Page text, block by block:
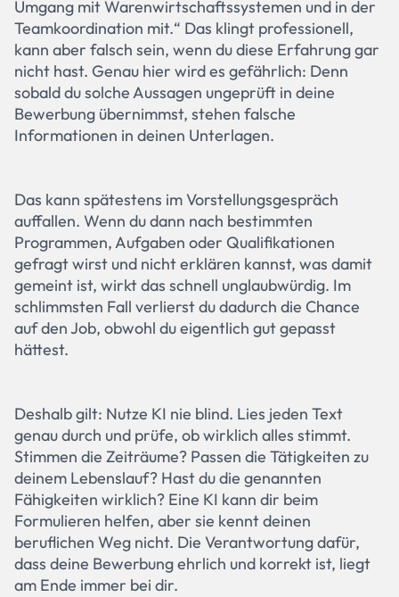
Umgang mit Warenwirtschaftssystemen und in der
Teamkoordination mit.“ Das klingt professionell,
kann aber falsch sein, wenn du diese Erfahrung gar
nicht hast. Genau hier wird es gefährlich: Denn
sobald du solche Aussagen ungeprüft in deine
Bewerbung übernimmst, stehen falsche
Informationen in deinen Unterlagen.
Das kann spätestens im Vorstellungsgespräch
auffallen. Wenn du dann nach bestimmten
Programmen, Aufgaben oder Qualifikationen
gefragt wirst und nicht erklären kannst, was damit
gemeint ist, wirkt das schnell unglaubwürdig. Im
schlimmsten Fall verlierst du dadurch die Chance
auf den Job, obwohl du eigentlich gut gepasst
hättest.
Deshalb gilt: Nutze KI nie blind. Lies jeden Text
genau durch und prüfe, ob wirklich alles stimmt.
Stimmen die Zeiträume? Passen die Tätigkeiten zu
deinem Lebenslauf? Hast du die genannten
Fähigkeiten wirklich? Eine KI kann dir beim
Formulieren helfen, aber sie kennt deinen
beruflichen Weg nicht. Die Verantwortung dafür,
dass deine Bewerbung ehrlich und korrekt ist, liegt
am Ende immer bei dir.